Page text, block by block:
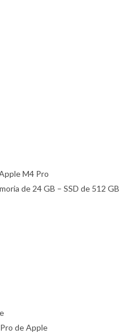
M4 Pro
de 24 GB – SSD de 512 GB
de Apple